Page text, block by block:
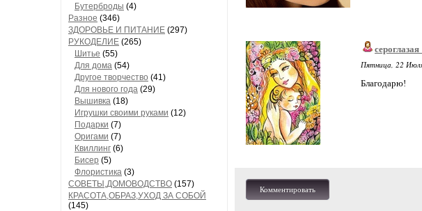
Бутерброды (4)
Разное (346)
ЗДОРОВЬЕ И ПИТАНИЕ (297)
РУКОДЕЛИЕ (265)
Шитье (55)
Для дома (54)
Другое творчество (41)
Для нового года (29)
Вышивка (18)
Игрушки своими руками (12)
Подарки (7)
Оригами (7)
Квиллинг (6)
Бисер (5)
Флористика (3)
СОВЕТЫ,ДОМОВОДСТВО (157)
КРАСОТА,ОБРАЗ,УХОД ЗА СОБОЙ
(145)
Пятница, 22
Благодарю!
Комментировать